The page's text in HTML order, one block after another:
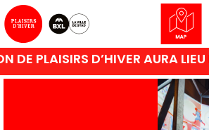
AURA LIEU DU VENDREDI 27